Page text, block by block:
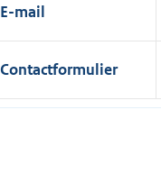
E-mail
Contactformulier